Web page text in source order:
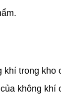
trong kho
không khí